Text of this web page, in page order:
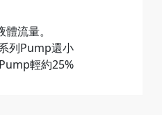
流量。
列Pump還小
輕約25%